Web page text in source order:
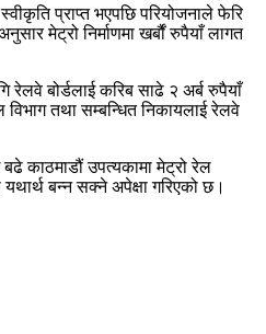
प्राप्त भएपछि परियोजनाले फेरि
मेट्रो निर्माणमा खर्बौं रुपैयाँ लागत
रेलवे बोर्डलाई करिब साढे २ अर्ब रुपैयाँ
तथा सम्बन्धित निकायलाई रेलवे
काठमाडौं उपत्यकामा मेट्रो रेल
बन्न सक्ने अपेक्षा गरिएको छ।